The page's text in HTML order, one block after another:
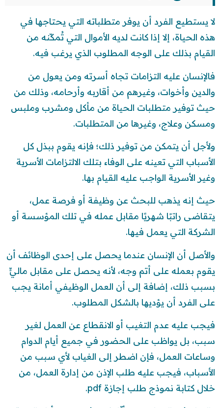
لا يستطيع الفرد أن يوفر متطلباته التي يحتاجها في
هذه الحياة، إلا إذا كانت لديه الأموال التي تُمكّنه من
القيام بذلك على الوجه المطلوب الذي يرغب فيه.
فالإنسان عليه التزامات تجاه أسرته ومن يعول من
والدين وأخوات، وغيرهم من أقاربه وأرحامه، وذلك من
حيث توفير متطلبات الحياة من مأكل ومشرب وملبس
ومسكن وعلاج، وغيرها من المتطلبات.
ولأجل أن يتمكن من توفير ذلك؛ فإنه يقوم ببذل كل
الأسباب التي تعينه على الوفاء بتلك الالتزامات الأسرية
وغير الأسرية الواجب عليه القيام بها.
حيث إنه يذهب للبحث عن وظيفة أو فرصة عمل،
يتقاضى راتبًا شهريًا مقابل عمله في تلك المؤسسة أو
الشركة التي يعمل فيها.
والأصل أن الإنسان عندما يحصل على إحدى الوظائف أن
يقوم بعمله على أتم وجه، لأنه يحصل على مقابل ماليٍّ
بسبب ذلك، إضافة إلى أن العمل الوظيفي أمانة يجب
على الفرد أن يؤديها بالشكل المطلوب.
فيجب عليه عدم التغيب أو الانقطاع عن العمل لغير
سبب، بل يواظب على الحضور في جميع أيام الدوام
وساعات العمل، فإن اضطر إلى الغياب لأي سبب من
الأسباب، فيجب عليه طلب الإذن من إدارة العمل، من
خلال كتابة نموذج طلب إجازة pdf.